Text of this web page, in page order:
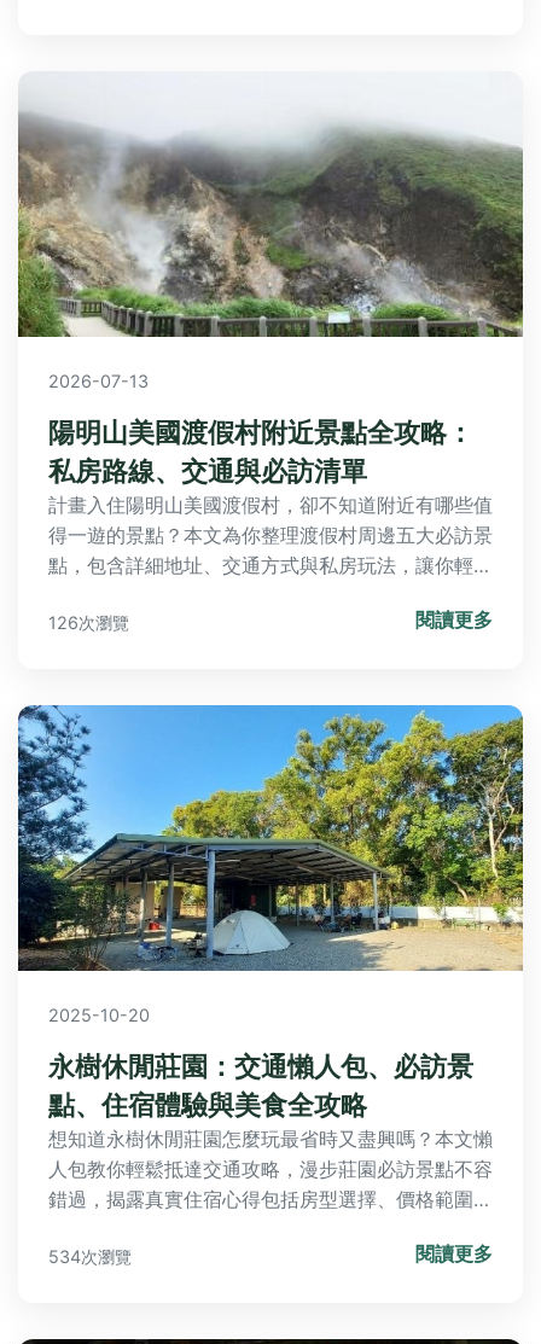
2026-07-13
陽明山美國渡假村附近景點全攻略：
私房路線、交通與必訪清單
計畫入住陽明山美國渡假村，卻不知道附近有哪些值
得一遊的景點？本文為你整理渡假村周邊五大必訪景
點，包含詳細地址、交通方式與私房玩法，讓你輕鬆
126次瀏覽 閱讀更多
2025-10-20
永樹休閒莊園：交通懶人包、必訪景
點、住宿體驗與美食全攻略
想知道永樹休閒莊園怎麼玩最省時又盡興嗎？本文懶
人包教你輕鬆抵達交通攻略，漫步莊園必訪景點不容
錯過，揭露真實住宿心得包括房型選擇、價格範圍與
索周邊順遊景點推薦，還有Q&A解惑規劃疑問，一
534次瀏覽 閱讀更多